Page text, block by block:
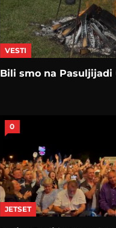
VESTI
Bili smo na Pasuljijadi
0
JETSET